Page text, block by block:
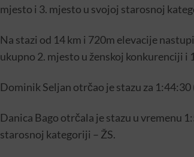
mjesto i 3. mjesto u svojoj starosnoj
Na stazi od 14 km i 720m elevacije
ukupno 2. mjesto u ženskoj konkurenciji i
Dominik Seljan otrčao je stazu za 1:44:30
Danica Bago otrčala je stazu u vremenu
starosnoj kategoriji – ŽS.